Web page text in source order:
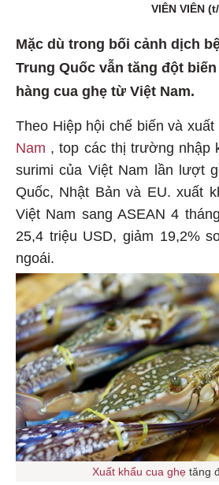
VIÊN VIÊN
Mặc dù trong bối cảnh dịch
Trung Quốc vẫn tăng đột
hàng cua ghẹ từ Việt Nam.
Theo Hiệp hội chế biến và xuất
Nam , top các thị trường nhập
surimi của Việt Nam lần lượt
Quốc, Nhật Bản và EU. xuất
Việt Nam sang ASEAN 4
25,4 triệu USD, giảm 19,2%
ngoái.
Xuất khẩu cua ghẹ tăng